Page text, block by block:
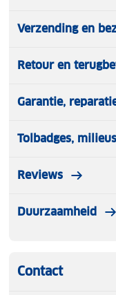
Verzending en
Retour en
Garantie,
Tolbadges,
Reviews
Duurzaamheid
Contact